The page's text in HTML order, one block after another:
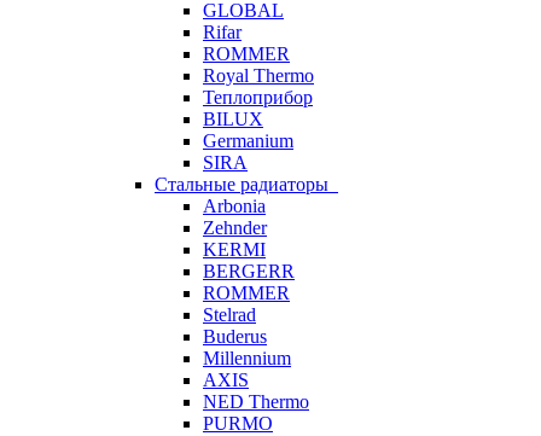
GLOBAL
Rifar
ROMMER
Royal Thermo
Теплоприбор
BILUX
Germanium
SIRA
Стальные радиаторы
Arbonia
Zehnder
KERMI
BERGERR
ROMMER
Stelrad
Buderus
Millennium
AXIS
NED Thermo
PURMO